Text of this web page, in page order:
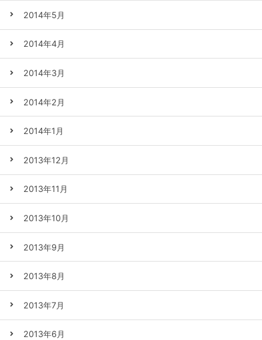
2014年5月
2014年4月
2014年3月
2014年2月
2014年1月
2013年12月
2013年11月
2013年10月
2013年9月
2013年8月
2013年7月
2013年6月